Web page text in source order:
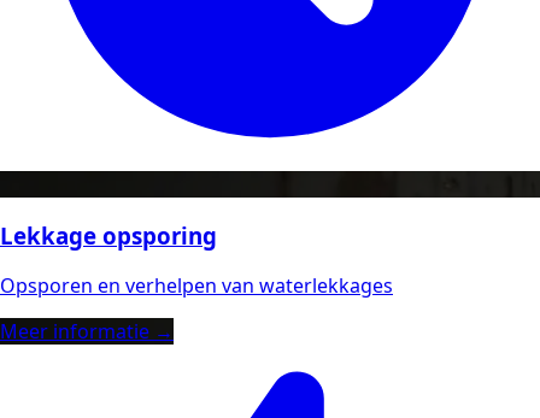
Lekkage opsporing
Opsporen en verhelpen van waterlekkages
Meer informatie →